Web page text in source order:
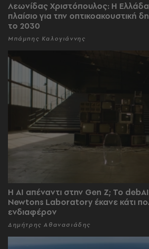
Λεωνίδας Χριστόπουλος: Η Ελλάδα
πλαίσιο για την οπτικοακουστική
το 2030
Μπάμπης Καλογιάννης
Η AI απέναντι στην Gen Z; Το
Newtons Laboratory έκανε κάτι
ενδιαφέρον
Δημήτρης Αθανασιάδης